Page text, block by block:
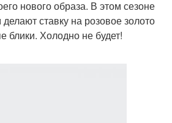
нового образа. В этом сезоне
ставку на розовое золото
блики. Холодно не будет!